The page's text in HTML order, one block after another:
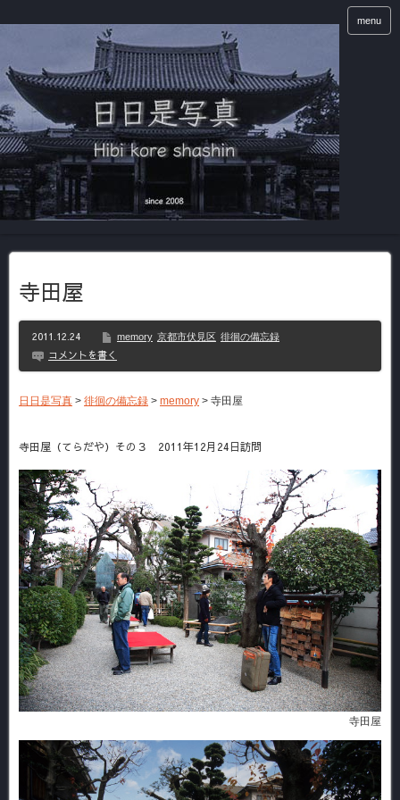
menu
寺田屋
2011.12.24 memory 京都市伏見区 徘徊の備忘録
コメントを書く
日日是写真 > 徘徊の備忘録 > memory > 寺田屋
寺田屋（てらだや）その３ 2011年12月24日訪問
寺田屋